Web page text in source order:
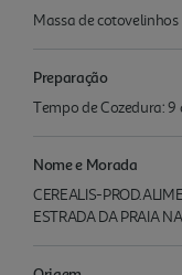
Massa de cotovelinhos
Preparação
Tempo de Cozedura: 9
Nome e Morada
CEREALIS-
ESTRADA DA PRAIA